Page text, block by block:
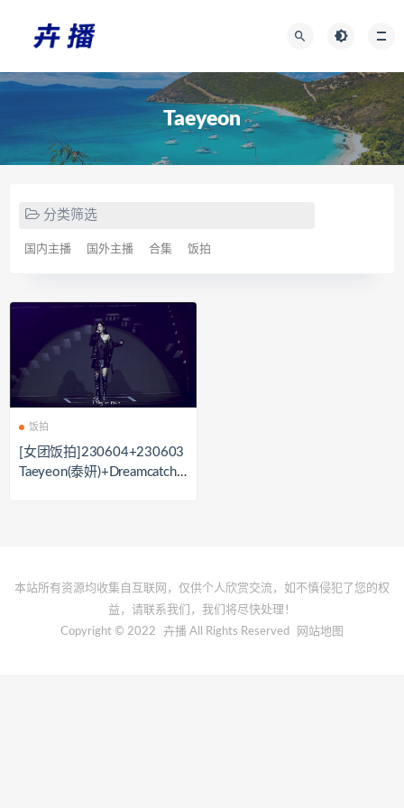
Taeyeon
分类筛选
国内主播 国外主播 合集 饭拍
饭拍
[女团饭拍]230604+230603
Taeyeon(泰妍)+Dreamcatche
本站所有资源均收集自互联网，仅供个人欣赏交流，如不慎侵犯了您的权
益，请联系我们，我们将尽快处理！
Copyright © 2022
卉播 All Rights Reserved 网站地图